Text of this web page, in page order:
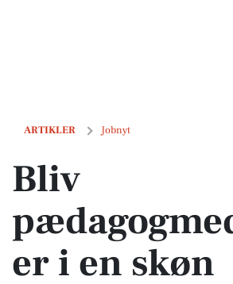
ARTIKLER Jobnyt
Bliv pædagogmedhjælper i en skøn
Bliv
er i en skøn